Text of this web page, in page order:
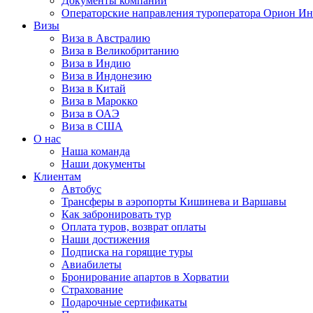
Операторские направления туроператора Орион
Визы
Виза в Австралию
Виза в Великобританию
Виза в Индию
Виза в Индонезию
Виза в Китай
Виза в Марокко
Виза в ОАЭ
Виза в США
О нас
Наша команда
Наши документы
Клиентам
Автобус
Трансферы в аэропорты Кишинева и Варшавы
Как забронировать тур
Оплата туров, возврат оплаты
Наши достижения
Подписка на горящие туры
Авиабилеты
Бронирование апартов в Хорватии
Страхование
Подарочные сертификаты